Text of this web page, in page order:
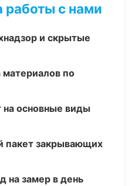
с нами
и скрытые
материалов по
на основные виды
пакет закрывающих
на замер в день